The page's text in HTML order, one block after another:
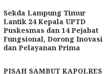
Sekda Lampung Timur
Lantik 24 Kepala UPTD
Puskesmas dan 14 Pejabat
Fungsional, Dorong Inovasi
dan Pelayanan Prima
PISAH SAMBUT KAPOLRES